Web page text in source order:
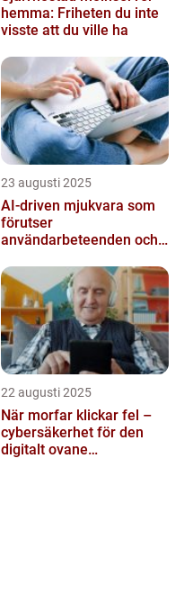
hemma: Friheten du inte
visste att du ville ha
23 augusti 2025
AI-driven mjukvara som
förutser
användarbeteenden och
22 augusti 2025
När morfar klickar fel –
cybersäkerhet för den
digitalt ovane